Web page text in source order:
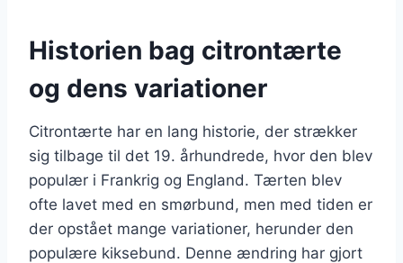
Historien bag citrontærte
og dens variationer
Citrontærte har en lang historie, der strækker
sig tilbage til det 19. århundrede, hvor den blev
populær i Frankrig og England. Tærten blev
ofte lavet med en smørbund, men med tiden er
der opstået mange variationer, herunder den
populære kiksebund. Denne ændring har gjort